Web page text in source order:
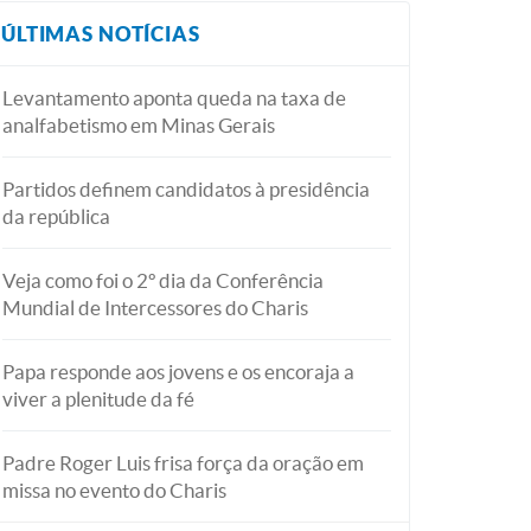
ÚLTIMAS NOTÍCIAS
Levantamento aponta queda na taxa de
analfabetismo em Minas Gerais
Partidos definem candidatos à presidência
da república
Veja como foi o 2º dia da Conferência
Mundial de Intercessores do Charis
Papa responde aos jovens e os encoraja a
viver a plenitude da fé
Padre Roger Luis frisa força da oração em
missa no evento do Charis